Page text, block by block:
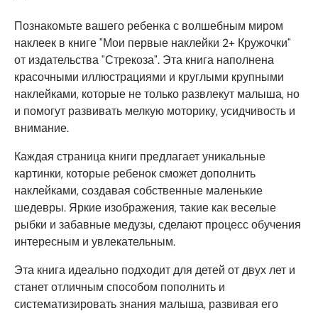
Познакомьте вашего ребенка с волшебным миром
наклеек в книге "Мои первые наклейки 2+ Кружочки"
от издательства "Стрекоза". Эта книга наполнена
красочными иллюстрациями и круглыми крупными
наклейками, которые не только развлекут малыша, но
и помогут развивать мелкую моторику, усидчивость и
внимание.
Каждая страница книги предлагает уникальные
картинки, которые ребенок сможет дополнить
наклейками, создавая собственные маленькие
шедевры. Яркие изображения, такие как веселые
рыбки и забавные медузы, сделают процесс обучения
интересным и увлекательным.
Эта книга идеально подходит для детей от двух лет и
станет отличным способом пополнить и
систематизировать знания малыша, развивая его